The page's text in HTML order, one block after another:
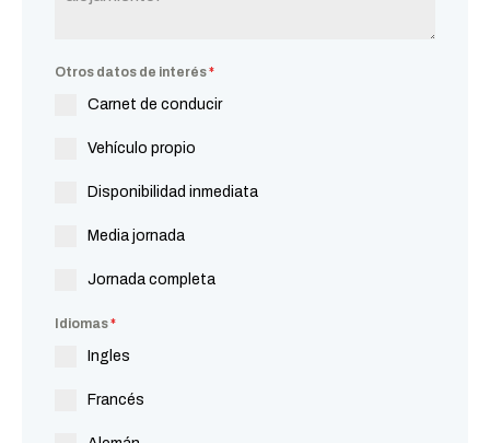
Otros datos de interés*
Carnet de conducir
Vehículo propio
Disponibilidad inmediata
Media jornada
Jornada completa
Idiomas*
Ingles
Francés